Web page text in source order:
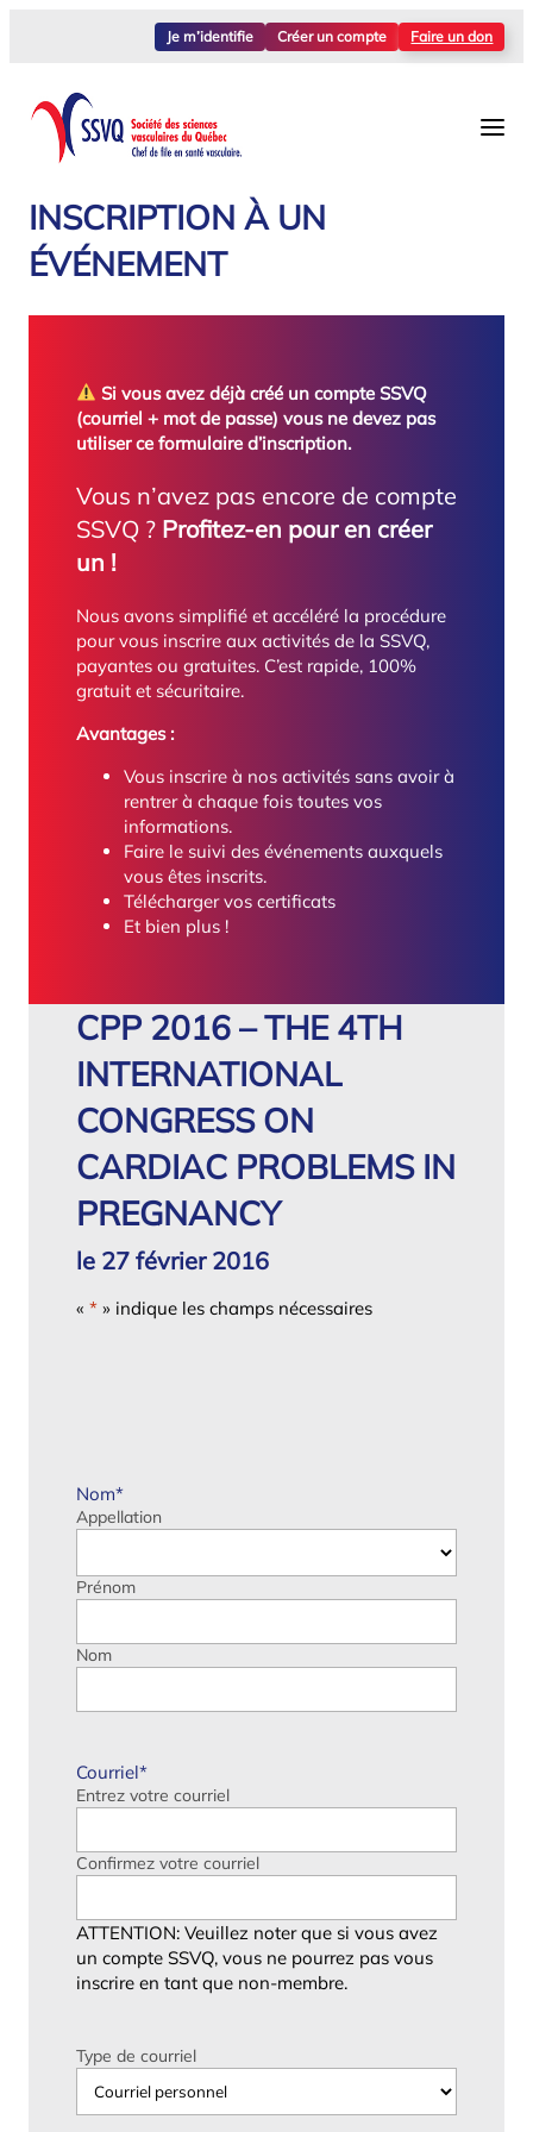
Je m’identifie Créer un compte Faire un don
INSCRIPTION À UN
ÉVÉNEMENT
Si vous avez déjà créé un compte SSVQ
(courriel + mot de passe) vous ne devez pas
utiliser ce formulaire d’inscription.
Vous n’avez pas encore de compte
SSVQ ? Profitez-en pour en créer
un !
Nous avons simplifié et accéléré la procédure
pour vous inscrire aux activités de la SSVQ,
payantes ou gratuites. C’est rapide, 100%
gratuit et sécuritaire.
Avantages :
Vous inscrire à nos activités sans avoir à
rentrer à chaque fois toutes vos
informations.
Faire le suivi des événements auxquels
vous êtes inscrits.
Télécharger vos certificats
Et bien plus !
CPP 2016 – THE 4TH
INTERNATIONAL
CONGRESS ON
CARDIAC PROBLEMS IN
PREGNANCY
le 27 février 2016
« *» indique les champs nécessaires
Nom*
Appellation
Prénom
Nom
Courriel*
Entrez votre courriel
Confirmez votre courriel
ATTENTION: Veuillez noter que si vous avez
un compte SSVQ, vous ne pourrez pas vous
inscrire en tant que non-membre.
Type de courriel